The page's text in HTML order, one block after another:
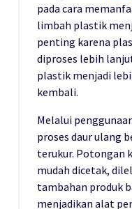
pada cara
limbah plastik
penting karena
diproses lebih
plastik menjadi
kembali.
Melalui
proses daur ulang
terukur. Potongan
mudah dicetak,
tambahan produk
menjadikan alat